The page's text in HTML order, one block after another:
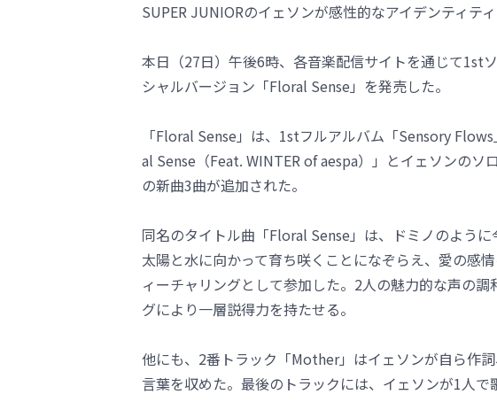
SUPER JUNIORのイェソンが感性的なアイデンティティ
本日（27日）午後6時、各音楽配信サイトを通じて1st
シャルバージョン「Floral Sense」を発売した。
「Floral Sense」は、1stフルアルバム「Sensory
al Sense（Feat. WINTER of aespa）」とイェソンのソ
の新曲3曲が追加された。
同名のタイトル曲「Floral Sense」は、ドミノのよう
太陽と水に向かって育ち咲くことになぞらえ、愛の感
ィーチャリングとして参加した。2人の魅力的な声の
グにより一層説得力を持たせる。
他にも、2番トラック「Mother」はイェソンが自ら作
言葉を収めた。最後のトラックには、イェソンが1人